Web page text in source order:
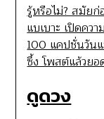
รู้หรือไม่? สมัยก่
แบเบาะ เปิดคว
100 แคปชั่นวัน
ซึ้ง โพสต์แล้วยอ
ดูดวง